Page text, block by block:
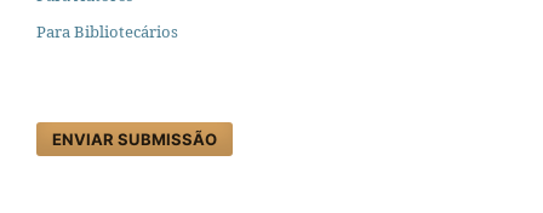
Para Bibliotecários
ENVIAR SUBMISSÃO